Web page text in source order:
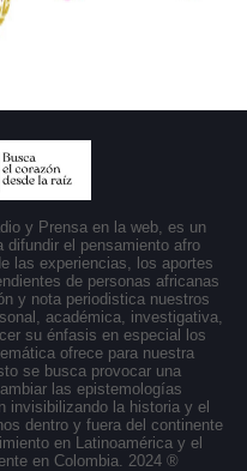
y Prensa en la web, es un
difundir el pensamiento afro
las experiencias, los aportes
de personas africanas
y nota periodistica nuestros
académica, investigativa,
su énfasis en especial los
ofrece para nuestra
se busca provocar una
las epistemologías
invisibilizando la historia y el
dentro y fuera del continente
en Latinoamérica y el
en Colombia. 2024 ®